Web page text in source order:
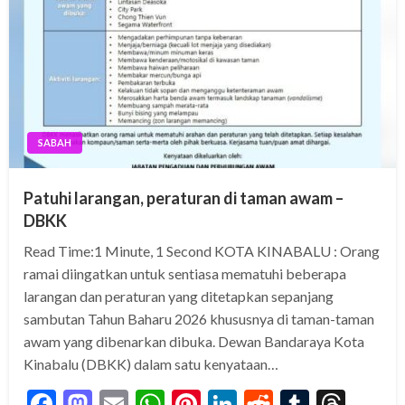
SABAH
Patuhi larangan, peraturan di taman awam –
DBKK
Read Time:1 Minute, 1 Second KOTA KINABALU : Orang
ramai diingatkan untuk sentiasa mematuhi beberapa
larangan dan peraturan yang ditetapkan sepanjang
sambutan Tahun Baharu 2026 khususnya di taman-taman
awam yang dibenarkan dibuka. Dewan Bandaraya Kota
Kinabalu (DBKK) dalam satu kenyataan…